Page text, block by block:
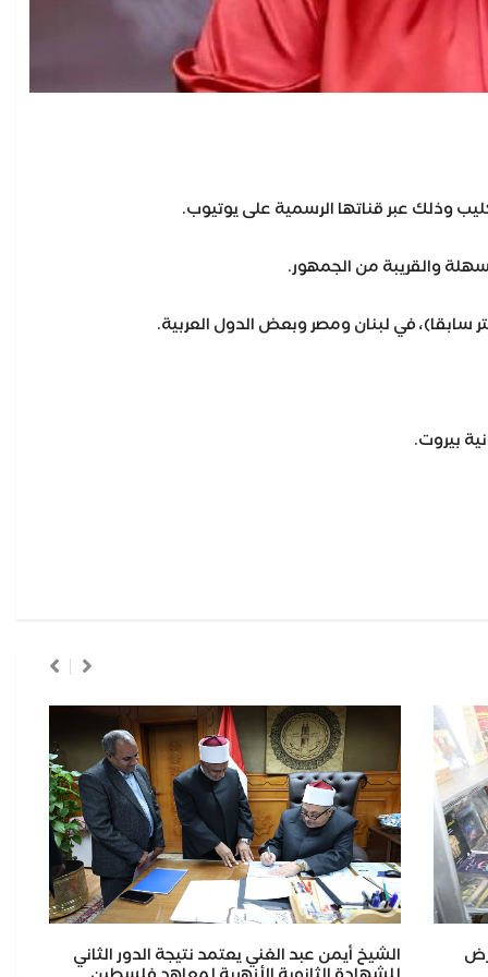
وذلك عبر قناتها الرسمية على يوتيوب.
والقريبة من الجمهور.
بيروت.
الشيخ أيمن عبد الغني يعتمد نتيجة الدور الثاني